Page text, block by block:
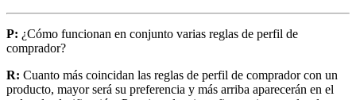
P: ¿Cómo funcionan en conjunto varias reglas de perfil de
comprador?
R: Cuanto más coincidan las reglas de perfil de comprador con un
producto, mayor será su preferencia y más arriba aparecerán en el